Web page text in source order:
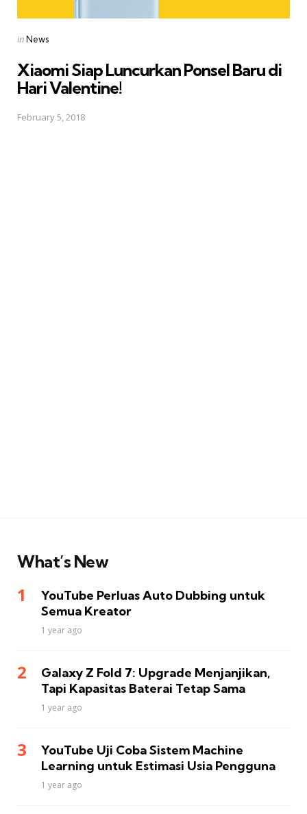
Posted
inNews
Xiaomi Siap Luncurkan Ponsel Baru di
Hari Valentine!
February 5, 2018
What’s New
YouTube Perluas Auto Dubbing untuk
Semua Kreator
1 year ago
Galaxy Z Fold 7: Upgrade Menjanjikan,
Tapi Kapasitas Baterai Tetap Sama
1 year ago
YouTube Uji Coba Sistem Machine
Learning untuk Estimasi Usia Pengguna
1 year ago